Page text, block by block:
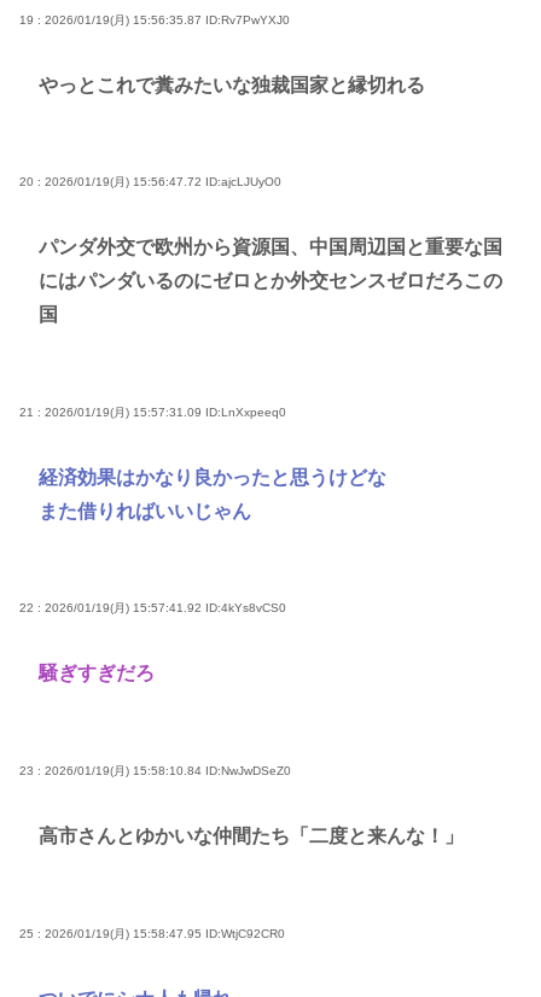
19 : 2026/01/19(月) 15:56:35.87 ID:Rv7PwYXJ0
やっとこれで糞みたいな独裁国家と縁切れる
20 : 2026/01/19(月) 15:56:47.72 ID:ajcLJUyO0
パンダ外交で欧州から資源国、中国周辺国と重要な国
にはパンダいるのにゼロとか外交センスゼロだろこの
国
21 : 2026/01/19(月) 15:57:31.09 ID:LnXxpeeq0
経済効果はかなり良かったと思うけどな
また借りればいいじゃん
22 : 2026/01/19(月) 15:57:41.92 ID:4kYs8vCS0
騒ぎすぎだろ
23 : 2026/01/19(月) 15:58:10.84 ID:NwJwDSeZ0
高市さんとゆかいな仲間たち「二度と来んな！」
25 : 2026/01/19(月) 15:58:47.95 ID:WtjC92CR0